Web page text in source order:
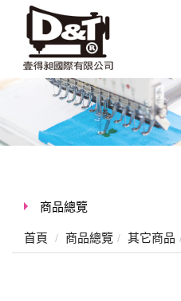
商品總覽
首頁 商品總覽 其它商品